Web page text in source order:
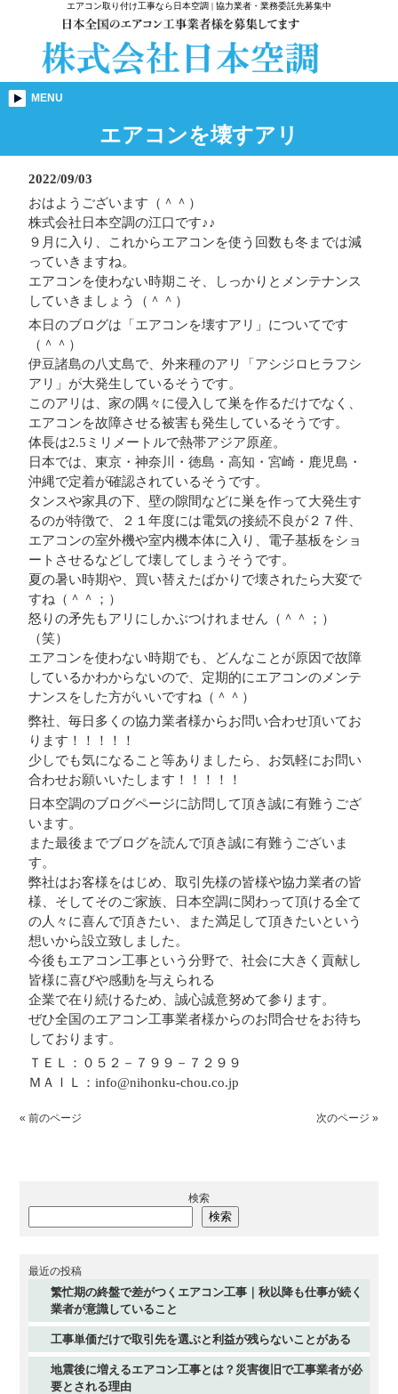
エアコン取り付け工事なら日本空調 | 協力業者・業務委託先募集中
MENU
エアコンを壊すアリ
2022/09/03
おはようございます（＾＾）
株式会社日本空調の江口です♪♪
９月に入り、これからエアコンを使う回数も冬までは減
っていきますね。
エアコンを使わない時期こそ、しっかりとメンテナンス
していきましょう（＾＾）
本日のブログは「エアコンを壊すアリ」についてです
（＾＾）
伊豆諸島の八丈島で、外来種のアリ「アシジロヒラフシ
アリ」が大発生しているそうです。
このアリは、家の隅々に侵入して巣を作るだけでなく、
エアコンを故障させる被害も発生しているそうです。
体長は2.5ミリメートルで熱帯アジア原産。
日本では、東京・神奈川・徳島・高知・宮崎・鹿児島・
沖縄で定着が確認されているそうです。
タンスや家具の下、壁の隙間などに巣を作って大発生す
るのが特徴で、２１年度には電気の接続不良が２７件、
エアコンの室外機や室内機本体に入り、電子基板をショ
ートさせるなどして壊してしまうそうです。
夏の暑い時期や、買い替えたばかりで壊されたら大変で
すね（＾＾；）
怒りの矛先もアリにしかぶつけれません（＾＾；）
（笑）
エアコンを使わない時期でも、どんなことが原因で故障
しているかわからないので、定期的にエアコンのメンテ
ナンスをした方がいいですね（＾＾）
弊社、毎日多くの協力業者様からお問い合わせ頂いてお
ります！！！！！
少しでも気になること等ありましたら、お気軽にお問い
合わせお願いいたします！！！！！
日本空調のブログページに訪問して頂き誠に有難うござ
います。
また最後までブログを読んで頂き誠に有難うございま
す。
弊社はお客様をはじめ、取引先様の皆様や協力業者の皆
様、そしてそのご家族、日本空調に関わって頂ける全て
の人々に喜んで頂きたい、また満足して頂きたいという
想いから設立致しました。
今後もエアコン工事という分野で、社会に大きく貢献し
皆様に喜びや感動を与えられる
企業で在り続けるため、誠心誠意努めて参ります。
ぜひ全国のエアコン工事業者様からのお問合せをお待ち
しております。
ＴＥＬ：０５２－７９９－７２９９
ＭＡＩＬ：info@nihonku-chou.co.jp
« 前のページ 次のページ »
検索
検索
最近の投稿
繁忙期の終盤で差がつくエアコン工事｜秋以降も仕事が続く
業者が意識していること
工事単価だけで取引先を選ぶと利益が残らないことがある
地震後に増えるエアコン工事とは？災害復旧で工事業者が必
要とされる理由